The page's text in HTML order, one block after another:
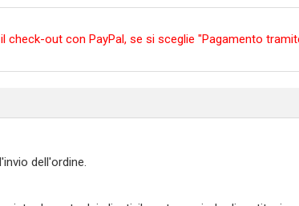
out con PayPal, se si sceglie "Pagamento
dell'ordine.